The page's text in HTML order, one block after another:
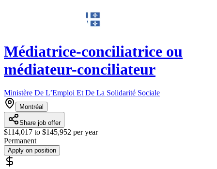
Médiatrice-conciliatrice ou
médiateur-conciliateur
Ministère De L’Emploi Et De La Solidarité Sociale
Montréal
Share job offer
$114,017 to $145,952 per year
Permanent
Apply on position